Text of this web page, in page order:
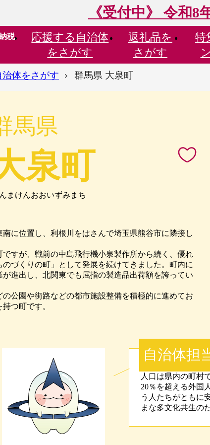
《受付中》 令和8
税 応援する 自治体
をさがす
返礼品を
さがす
特
体をさがす 群馬県 大泉町
馬県
泉町
まけんおおいずみまち
に位置し、利根川をはさんで埼玉県熊谷市に隣接し
すが、戦前の中島飛行機小泉製作所から続く、優れ
づくりの町」として発展を続けてきました。町内に
が進出し、北関東でも屈指の製造品出荷額を誇ってい
の公園や街路などの都市施設整備を積極的に進めてお
つ町です。
自治体担
人口は県内の町村
20％を超える外国
う人たちがともに
まな多文化共生の